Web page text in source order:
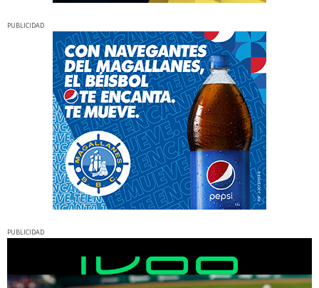
PUBLICIDAD
PUBLICIDAD